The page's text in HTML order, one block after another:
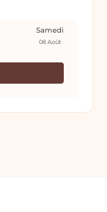
Samedi
08 Août